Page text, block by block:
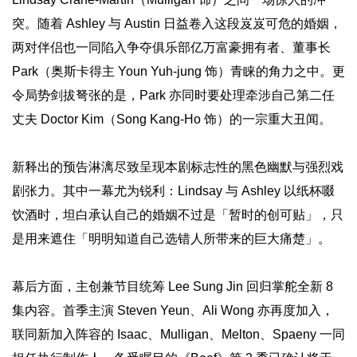
突。随着 Ashley 与 Austin 日益卷入这段岌岌可危的婚姻，
两对伴侣也一同陷入争夺俱乐部亿万富豪拥有者、董事长
Park（奥斯卡得主 Youn Yuh-jung 饰）青睐的角力之中。更
令局势剑拔弩张的是，Park 亦同时要处理牵涉自己第二任
丈夫 Doctor Kim（Song Kang-Ho 饰）的一宗重大丑闻。
新释出的预告淋漓尽致呈现本剧标志性的黑色幽默与强烈戏
剧张力。其中一幕尤为锐利：Lindsay 与 Ashley 以纸杯啜
饮酒时，坦白承认自己的婚姻不过是「暂时的创可贴」，只
是用来遮住「明明知道自己选错人所带来的巨大痛楚」。
幕后方面，主创兼节目统筹 Lee Sung Jin 回归掌舵全新 8
集内容。首季主演 Steven Yeun、Ali Wong 亦再度加入，
联同新加入阵容的 Isaac、Mulligan、Melton、Spaeny 一同